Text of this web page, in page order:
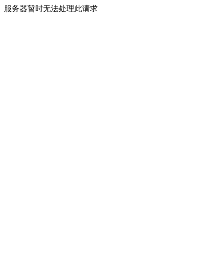
服务器暂时无法处理此请求